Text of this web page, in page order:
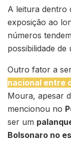
A leitura dentro
exposição ao
números
possibilidade de
Outro fator a
nacional entre
Moura, apesar
mencionou no
ser um
Bolsonaro no